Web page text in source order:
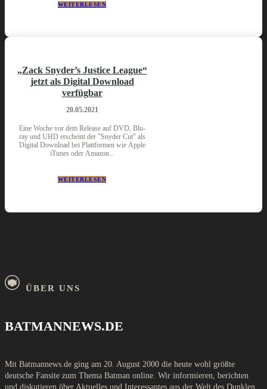
WEITERLESEN
„Zack Snyder’s Justice League“
jetzt als Digital Download
verfügbar
20.05.2021
Eine Woche vor dem Release auf DVD, Blu-
ray und UHD erscheint der "Snyder Cut" als
Digital Download bei Plattformen wie Apple
iTunes oder Amazon...
WEITERLESEN
ÜBER UNS
BATMANNEWS.DE
Mit Batmannews.de ging am 20. August 2000 die heute wohl größte
deutsche Fansite zum Thema Batman online. Wir informieren, berichten
und diskutieren über Aktuelles und Interessantes aus der Welt des Dunklen